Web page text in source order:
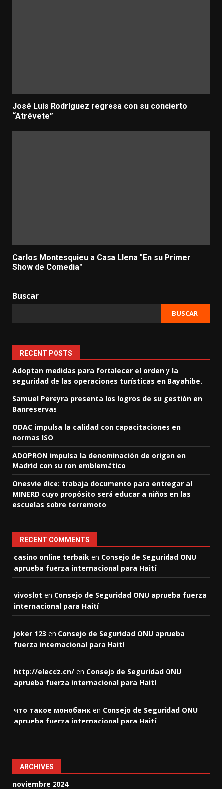
José Luis Rodríguez regresa con su concierto
“Atrévete”
Carlos Montesquieu a Casa Llena "En su Primer
Show de Comedia"
Buscar
BUSCAR
RECENT POSTS
Adoptan medidas para fortalecer el orden y la
seguridad de las operaciones turísticas en Bayahibe.
Samuel Pereyra presenta los logros de su gestión en
Banreservas
ODAC impulsa la calidad con capacitaciones en
normas ISO
ADOPRON impulsa la denominación de origen en
Madrid con su ron emblemático
Onesvie dice: trabaja documento para entregar al
MINERD cuyo propósito será educar a niños en las
escuelas sobre terremoto
RECENT COMMENTS
casino online terbaik en Consejo de Seguridad ONU
aprueba fuerza internacional para Haití
vivoslot en Consejo de Seguridad ONU aprueba fuerza
internacional para Haití
joker 123 en Consejo de Seguridad ONU aprueba
fuerza internacional para Haití
http://elecdz.cn/ en Consejo de Seguridad ONU
aprueba fuerza internacional para Haití
что такое монобанк en Consejo de Seguridad ONU
aprueba fuerza internacional para Haití
ARCHIVES
noviembre 2024